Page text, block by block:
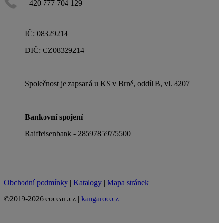
+420 777 704 129
IČ: 08329214
DIČ: CZ08329214
Společnost je zapsaná u KS v Brně, oddíl B, vl. 8207
Bankovní spojení
Raiffeisenbank - 285978597/5500
Obchodní podmínky | Katalogy | Mapa stránek
©2019-2026 eocean.cz | kangaroo.cz